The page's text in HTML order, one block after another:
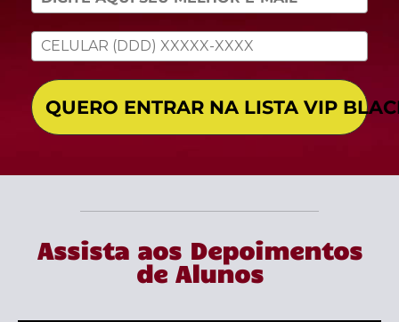
QUERO ENTRAR NA LISTA VIP
Assista aos Depoimentos
de Alunos